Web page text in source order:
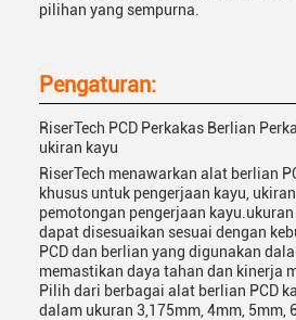
pilihan yang sempurna.
Pengaturan:
RiserTech PCD Perkakas Berlian
ukiran kayu
RiserTech menawarkan alat berlian
khusus untuk pengerjaan kayu,
pemotongan pengerjaan
dapat disesuaikan sesuai dengan
PCD dan berlian yang digunakan
memastikan daya tahan dan kinerja
Pilih dari berbagai alat berlian PCD
dalam ukuran 3,175mm, 4mm, 5mm,